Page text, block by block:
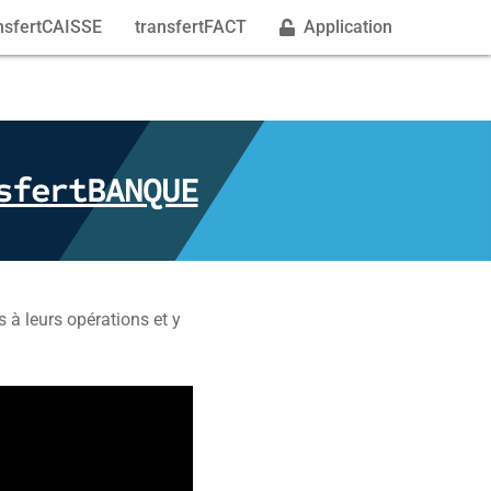
transfertFACT Application
à leurs opérations et y